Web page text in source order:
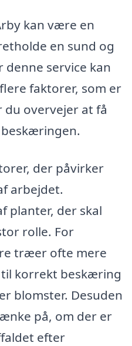
kan være en
en sund og
denne service kan
faktorer, som er
overvejer at få
der påvirker
arbejdet.
planter, der skal
rolle. For
træer ofte mere
korrekt beskæring
blomster. Desuden
på, om der er
efter